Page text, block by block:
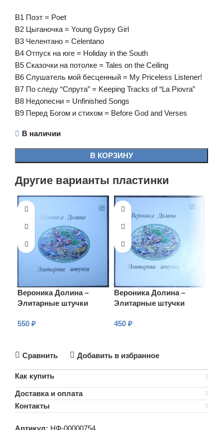
B1 Поэт = Poet
B2 Цыганочка = Young Gypsy Girl
B3 Челентано = Celentano
B4 Отпуск на юге = Holiday in the South
B5 Сказочки на потолке = Tales on the Ceiling
B6 Слушатель мой бесценный = My Priceless Listener!
B7 По следу “Спрута” = Keeping Tracks of “La Piovra”
B8 Недопесни = Unfinished Songs
B9 Перед Богом и стихом = Before God and Verses
В наличии
В КОРЗИНУ
Другие варианты пластинки
Вероника Долина –
Элитарные штучки
550 ₽
Вероника Долина –
Элитарные штучки
450 ₽
Сравнить Добавить в избранное
Как купить
Доставка и оплата
Контакты
Артикул: НФ-00000754